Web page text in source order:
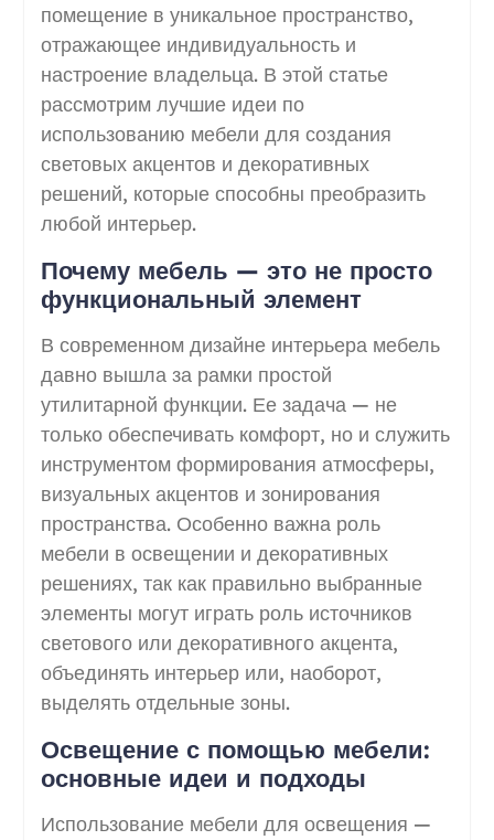
помещение в уникальное пространство,
отражающее индивидуальность и
настроение владельца. В этой статье
рассмотрим лучшие идеи по
использованию мебели для создания
световых акцентов и декоративных
решений, которые способны преобразить
любой интерьер.
Почему мебель — это не просто
функциональный элемент
В современном дизайне интерьера мебель
давно вышла за рамки простой
утилитарной функции. Ее задача — не
только обеспечивать комфорт, но и служить
инструментом формирования атмосферы,
визуальных акцентов и зонирования
пространства. Особенно важна роль
мебели в освещении и декоративных
решениях, так как правильно выбранные
элементы могут играть роль источников
светового или декоративного акцента,
объединять интерьер или, наоборот,
выделять отдельные зоны.
Освещение с помощью мебели:
основные идеи и подходы
Использование мебели для освещения —